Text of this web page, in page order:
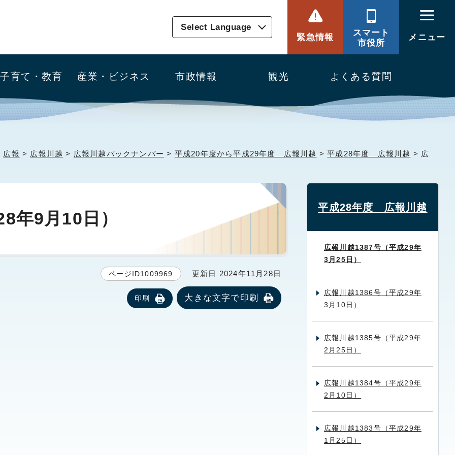
Select Language
緊急情報
スマート
市役所
メニュー
子育て・教育 産業・ビジネス 市政情報 観光 よくある質問
広報 > 広報川越 > 広報川越バックナンバー > 平成20年度から平成29年度 広報川越 >平成28年度 広報川越 > 広
年9月10日）
ページID1009969 更新日 2024年11月28日
印刷 大きな文字で印刷
平成28年度 広報川越
広報川越1387号（平成29年
3月25日）
広報川越1386号（平成29年
3月10日）
広報川越1385号（平成29年
2月25日）
広報川越1384号（平成29年
2月10日）
広報川越1383号（平成29年
1月25日）